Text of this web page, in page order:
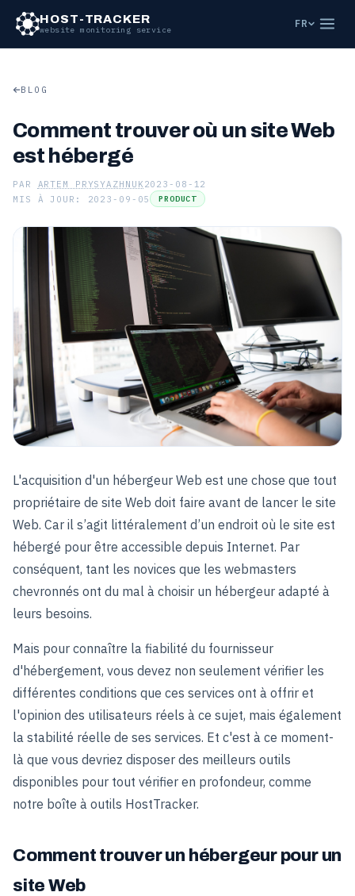
HOST-TRACKER
website monitoring service
FR
BLOG
Comment trouver où un site Web
est hébergé
PAR ARTEM PRYSYAZHNUK 2023-08-12
MIS À JOUR: 2023-09-05
PRODUCT
L'acquisition d'un hébergeur Web est une chose que tout
propriétaire de site Web doit faire avant de lancer le site
Web. Car il s’agit littéralement d’un endroit où le site est
hébergé pour être accessible depuis Internet. Par
conséquent, tant les novices que les webmasters
chevronnés ont du mal à choisir un hébergeur adapté à
leurs besoins.
Mais pour connaître la fiabilité du fournisseur
d'hébergement, vous devez non seulement vérifier les
différentes conditions que ces services ont à offrir et
l'opinion des utilisateurs réels à ce sujet, mais également
la stabilité réelle de ses services. Et c'est à ce moment-
là que vous devriez disposer des meilleurs outils
disponibles pour tout vérifier en profondeur, comme
notre boîte à outils HostTracker.
Comment trouver un hébergeur pour un
site Web